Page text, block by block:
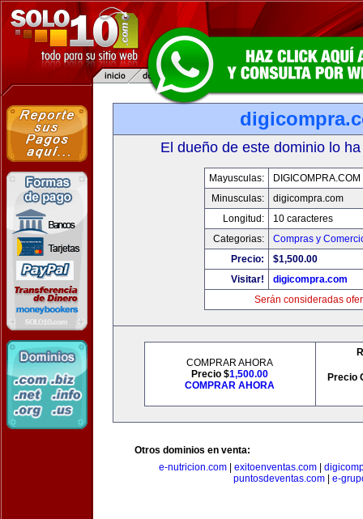
El dueño de este dominio lo
Mayusculas:
DIGICOMPRA.COM
Minusculas:
digicompra.com
Longitud:
10 caracteres
Categorias:
Compras y
Precio:
$1,500.00
Visitar!
digicompra.com
Serán consideradas
COMPRAR AHORA
Precio $1,500.00
COMPRAR AHORA
Precio
Otros dominios en venta:
e-nutricion.com
exitoenventas.com
puntosdeventas.com| e-